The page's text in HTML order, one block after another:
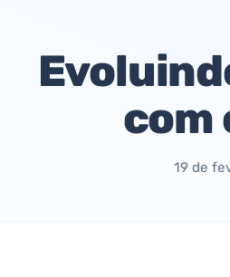
com
19 de